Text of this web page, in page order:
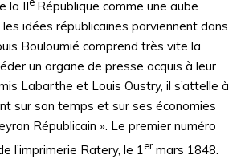
la II
République comme une aube
idées républicaines parviennent dans
Bouloumié comprend très vite la
un organe de presse acquis à leur
Labarthe et Louis Oustry, il s’attelle à
sur son temps et sur ses économies
Républicain ». Le premier numéro
l’imprimerie Ratery, le 1er mars 1848.